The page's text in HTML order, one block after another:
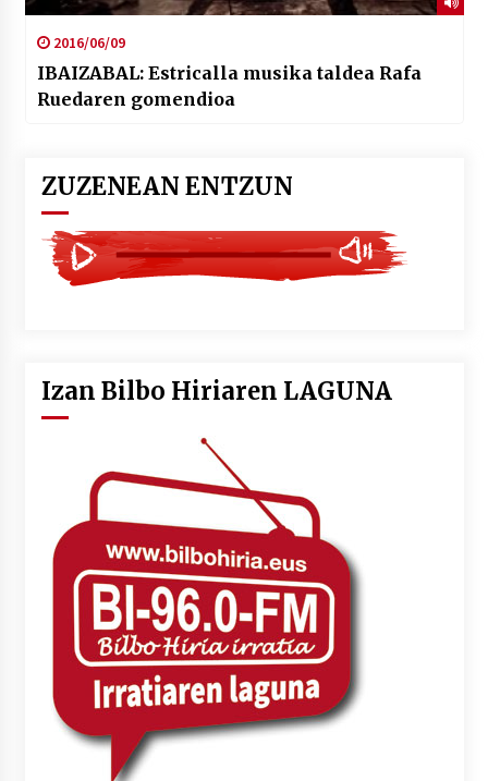
2016/06/09
IBAIZABAL: Estricalla musika taldea Rafa
Ruedaren gomendioa
ZUZENEAN ENTZUN
Izan Bilbo Hiriaren LAGUNA